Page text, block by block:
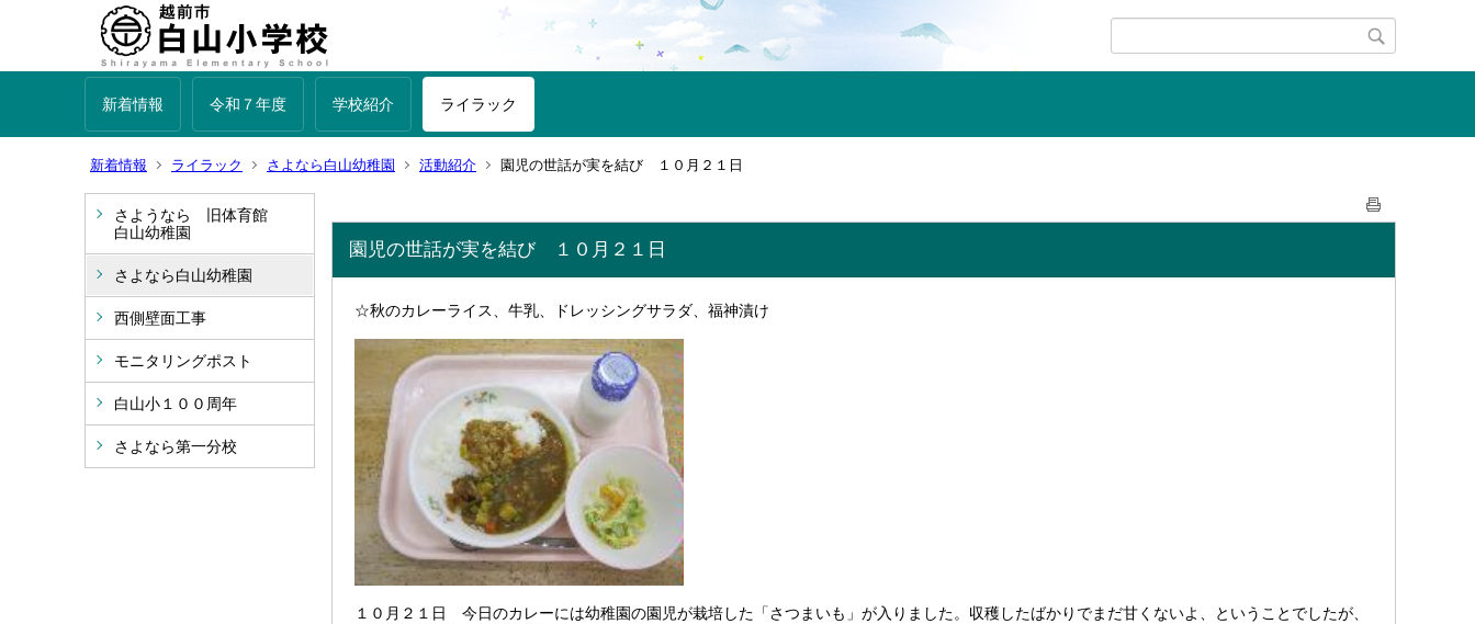
新着情報 令和７年度 学校紹介 ライラック
新着情報 ライラック さよなら白山幼稚園 活動紹介 園児の世話が実を結び １０月２１日
さようなら 旧体育館
白山幼稚園
さよなら白山幼稚園
西側壁面工事
モニタリングポスト
白山小１００周年
さよなら第一分校
園児の世話が実を結び １０月２１日
☆秋のカレーライス、牛乳、ドレッシングサラダ、福神漬け
１０月２１日 今日のカレーには幼稚園の園児が栽培した「さつまいも」が入りました。収穫したばかりでまだ甘くないよ、ということでしたが、